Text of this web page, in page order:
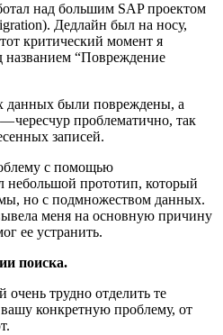
над большим SAP проектом
Дедлайн был на носу,
критический момент я
названием “Повреждение
данных были повреждены, а
чересчур проблематично, так
записей.
с помощью
небольшой прототип, который
но с подмножеством данных.
меня на основную причину
ее устранить.
поиска.
очень трудно отделить те
конкретную проблему, от